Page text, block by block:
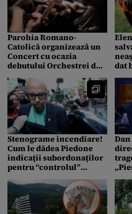
Parohia Romano-
Catolică organizează un
Concert cu ocazia
debutului Orchestrei de
Biserica Catolică din
Sinaia
dat
cel
Stenograme incendiare!
Cum le dădea Piedone
indicații subordonaților
pentru “controlul”
“Să-mi pregătească 3
camere țiplă”